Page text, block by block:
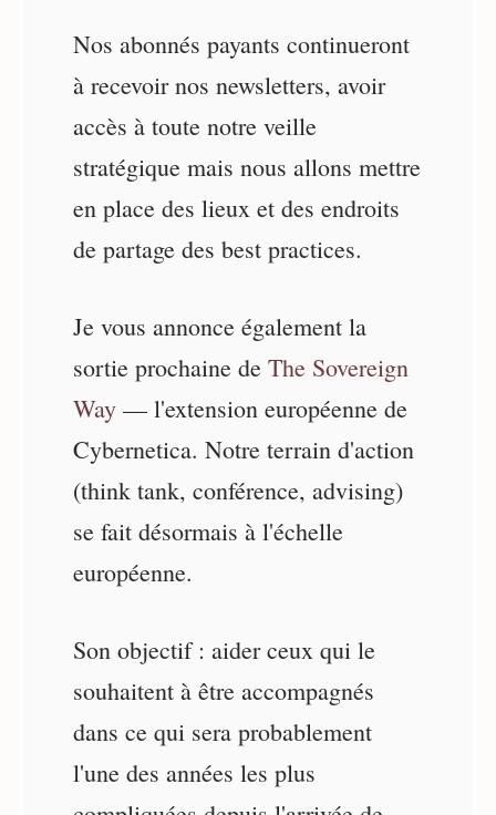
Nos abonnés payants continueront
à recevoir nos newsletters, avoir
accès à toute notre veille
stratégique mais nous allons mettre
en place des lieux et des endroits
de partage des best practices.
Je vous annonce également la
sortie prochaine de The Sovereign
Way — l'extension européenne de
Cybernetica. Notre terrain d'action
(think tank, conférence, advising)
se fait désormais à l'échelle
européenne.
Son objectif : aider ceux qui le
souhaitent à être accompagnés
dans ce qui sera probablement
l'une des années les plus